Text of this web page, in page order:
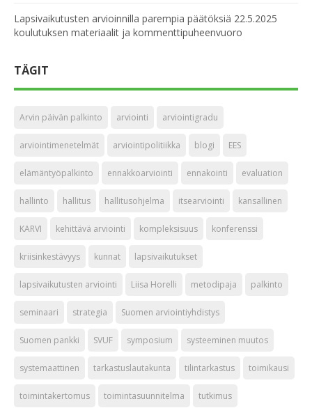
Lapsivaikutusten arvioinnilla parempia päätöksiä 22.5.2025
koulutuksen materiaalit ja kommenttipuheenvuoro
TÄGIT
Arvin päivän palkinto arviointi arviointigradu
arviointimenetelmät arviointipolitiikka blogi EES
elämäntyöpalkinto ennakkoarviointi ennakointi evaluation
hallinto hallitus hallitusohjelma itsearviointi kansallinen
KARVI kehittävä arviointi kompleksisuus konferenssi
kriisinkestävyys kunnat lapsivaikutukset
lapsivaikutusten arviointi Liisa Horelli metodipaja palkinto
seminaari strategia Suomen arviointiyhdistys
Suomen pankki SVUF symposium systeeminen muutos
systemaattinen tarkastuslautakunta tilintarkastus toimikausi
toimintakertomus toimintasuunnitelma tutkimus